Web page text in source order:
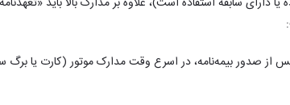
از صدور بیمه‌نامه، در اسرع وقت مدارک موتور (کارت یا برگ